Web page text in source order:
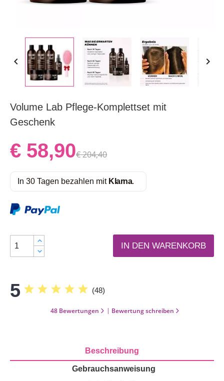
 
Volume Lab Pflege-Komplettset mit
Geschenk
€ 58,90€ 204,40
In 30 Tagen bezahlen mit Klarna.
IN DEN WARENKORB
5 star star star star star (48)
48 Bewertungen | Bewertung schreiben
Beschreibung
Gebrauchsanweisung